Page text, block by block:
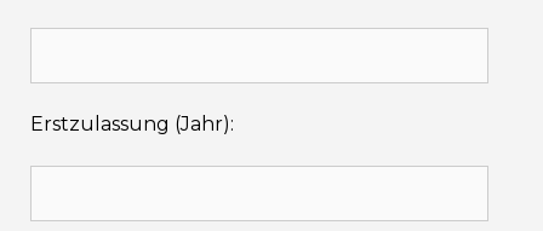
Erstzulassung (Jahr):